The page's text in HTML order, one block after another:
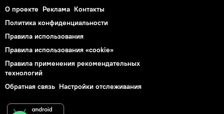
О проекте Реклама Контакты
Политика конфиденциальности
Правила использования
Правила использования «cookie»
Правила применения рекомендательных
технологий
Обратная связь Настройки отслеживания